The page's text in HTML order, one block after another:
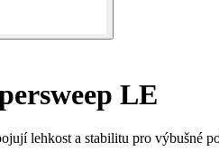
LE
lehkost a stabilitu pro výbušné